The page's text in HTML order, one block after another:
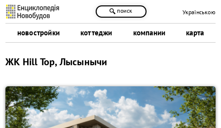
новостройки коттеджи компании карта
поиск Українською
ЖК Hill Top, Лысынычи